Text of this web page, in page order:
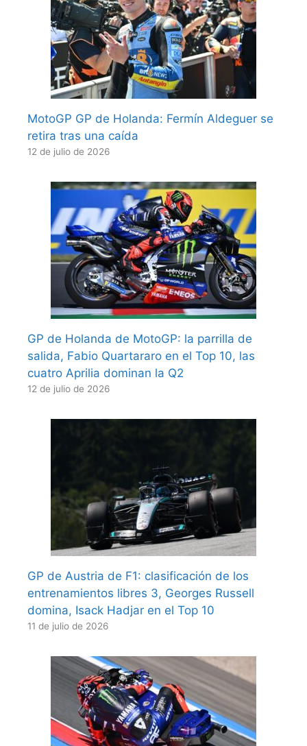
MotoGP GP de Holanda: Fermín Aldeguer se
retira tras una caída
12 de julio de 2026
GP de Holanda de MotoGP: la parrilla de
salida, Fabio Quartararo en el Top 10, las
cuatro Aprilia dominan la Q2
12 de julio de 2026
GP de Austria de F1: clasificación de los
entrenamientos libres 3, Georges Russell
domina, Isack Hadjar en el Top 10
11 de julio de 2026